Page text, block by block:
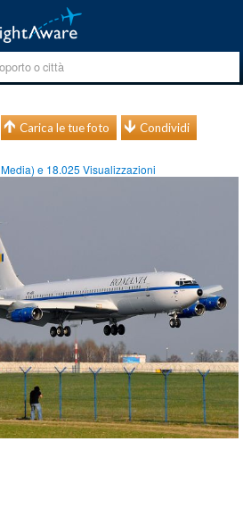
Carica le tue foto Condividi
Media) e 18.025 Visualizzazioni